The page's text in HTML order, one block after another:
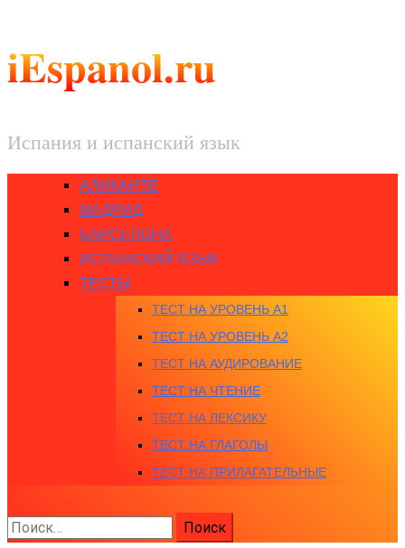
iEspanol.ru
Испания и испанский язык
АЛИКАНТЕ
МАДРИД
БАРСЕЛОНА
ИСПАНСКИЙ ЯЗЫК
ТЕСТЫ
ТЕСТ НА УРОВЕНЬ A1
ТЕСТ НА УРОВЕНЬ A2
ТЕСТ НА АУДИРОВАНИЕ
ТЕСТ НА ЧТЕНИЕ
ТЕСТ НА ЛЕКСИКУ
ТЕСТ НА ГЛАГОЛЫ
ТЕСТ НА ПРИЛАГАТЕЛЬНЫЕ
Найти: